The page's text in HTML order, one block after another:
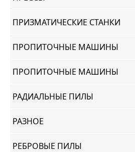
ПРИЗМАТИЧЕСКИЕ СТАНКИ
ПРОПИТОЧНЫЕ МАШИНЫ
ПРОПИТОЧНЫЕ МАШИНЫ
РАДИАЛЬНЫЕ ПИЛЫ
РАЗНОЕ
РЕБРОВЫЕ ПИЛЫ